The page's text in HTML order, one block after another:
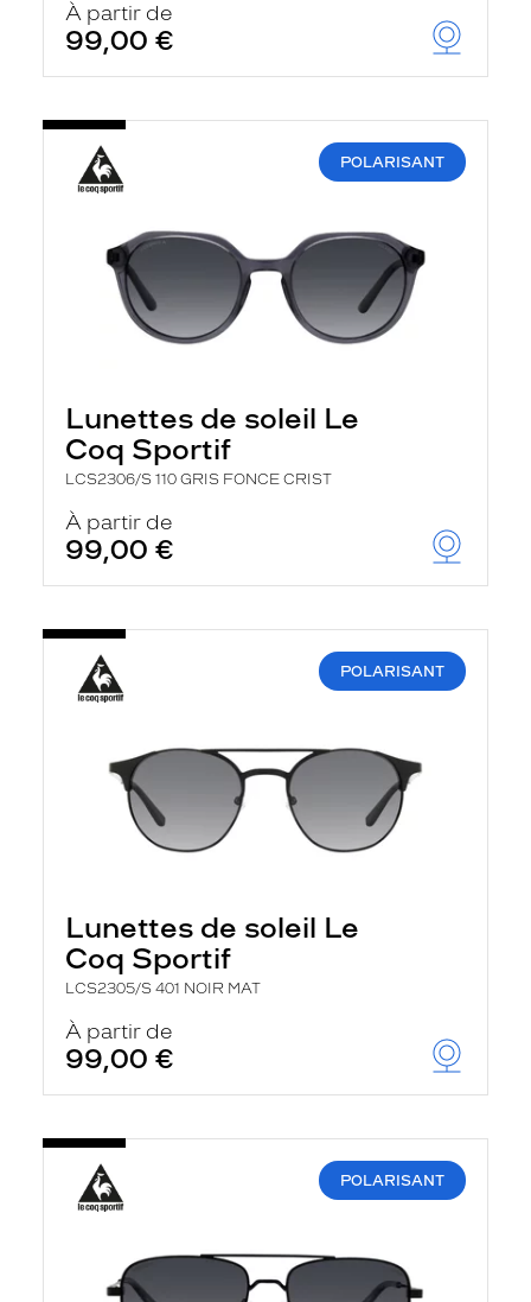
À partir de
99,00 €
POLARISANT
Lunettes de soleil Le
Coq Sportif
LCS2306/S 110 GRIS FONCE CRIST
À partir de
99,00 €
POLARISANT
Lunettes de soleil Le
Coq Sportif
LCS2305/S 401 NOIR MAT
À partir de
99,00 €
POLARISANT